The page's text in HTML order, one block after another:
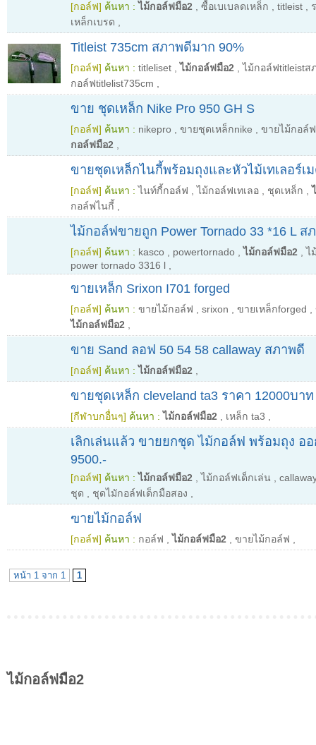
[กอล์ฟ] ค้นหา : ไม้กอล์ฟมือ2 ซื้อเบเบลดเหล็ก titleist
เหล็กเบรด
Titleist 735cm สภาพดีมาก 90%
[กอล์ฟ] ค้นหา : titleliset ,ไม้กอล์ฟมือ2 ,ไม้กอล์ฟtitleistส
กอล์ฟtitlelist735cm
ขาย ชุดเหล็ก Nike Pro 950 GH S
[กอล์ฟ] ค้นหา : nikepro ขายชุดเหล็กnike
ขายไม้กอล์ฟ
กอล์ฟมือ2
ขายชุดเหล็กไนกี้พร้อมถุงและหัวไม้เทเลอร์เ
[กอล์ฟ] ค้นหา : ไนท์กี้กอล์ฟ ,ไม้กอล์ฟเทเลอ ชุดเหล็ก ,
กอล์ฟไนกี้
ไม้กอล์ฟขายถูก Power Tornado 33 *16 L ส
[กอล์ฟ] ค้นหา : kasco powertornado ,ไม้กอล์ฟมือ2 ,ไ
power tornado 3316 l
ขายเหล็ก Srixon I701 forged
[กอล์ฟ] ค้นหา : ขายไม้กอล์ฟ srixon ขายเหล็กforged
ไม้กอล์ฟมือ2
ขาย Sand ลอฟ 50 54 58 callaway สภาพดี
[กอล์ฟ] ค้นหา : ไม้กอล์ฟมือ2
ขายชุดเหล็ก cleveland ta3 ราคา 12000บาท
[กีฬาบกอื่นๆ] ค้นหา : ไม้กอล์ฟมือ2 เหล็ก ta3
เลิกเล่นแล้ว ขายยกชุด ไม้กอล์ฟ พร้อมถุง ออ
9500.-
[กอล์ฟ] ค้นหา : ไม้กอล์ฟมือ2 ,ไม้กอล์ฟเด็กเล่น
ชุด
ชุดไมักอล์ฟเด็กมือสอง
ฃายไม้กอล์ฟ
[กอล์ฟ] ค้นหา : กอล์ฟ ,ไม้กอล์ฟมือ2 ขายไม้กอล์ฟ
หน้า 1 จาก 1 1
ไม้กอล์ฟมือ2